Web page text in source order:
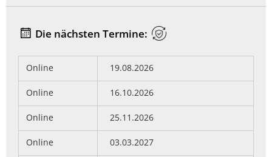
Die nächsten Termine:
Online 19.08.2026
Online 16.10.2026
Online 25.11.2026
Online 03.03.2027